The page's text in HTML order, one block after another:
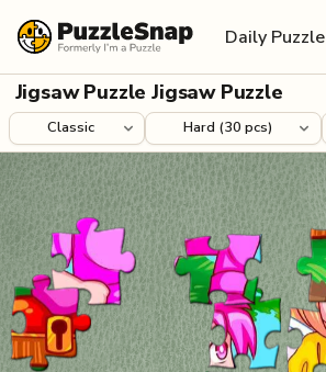
Daily Puzzle
Jigsaw Puzzle Jigsaw Puzzle